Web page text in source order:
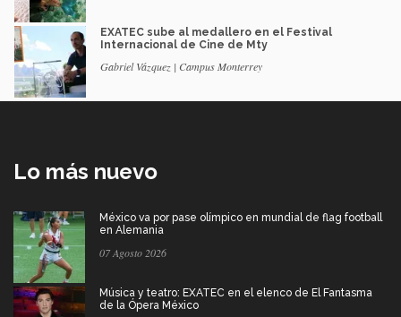
EXATEC sube al medallero en el Festival
Internacional de Cine de Mty
Gabriel Vázquez | Campus Monterrey
Lo más nuevo
México va por pase olímpico en mundial de flag football
en Alemania
07 Agosto 2026
Música y teatro: EXATEC en el elenco de El Fantasma
de la Ópera México